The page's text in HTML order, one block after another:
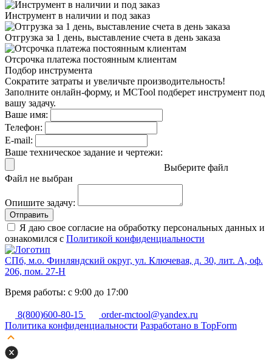
Инструмент в наличии и под заказ
Отгрузка за 1 день, выставление счета в день заказа
Отсрочка платежа постоянным клиентам
Подбор инструмента
Сократите затраты и увеличьте производительность!
Заполните онлайн-форму, и MCTool подберет инструмент под
вашу задачу.
Ваше имя:
Телефон:
E-mail:
Ваше техническое задание и чертежи:
Выберите файл
Файл не выбран
Опишите задачу:
Отправить
Я даю свое согласие на обработку персональных данных и
ознакомился с Политикой конфиденциальности
СПб, м.о. Финляндский округ, ул. Ключевая, д. 30, лит. А, оф.
206, пом. 27-Н
Время работы: с 9:00 до 17:00
8(800)600-80-15
order-mctool@yandex.ru
Политика конфиденциальности Разработано в TopForm